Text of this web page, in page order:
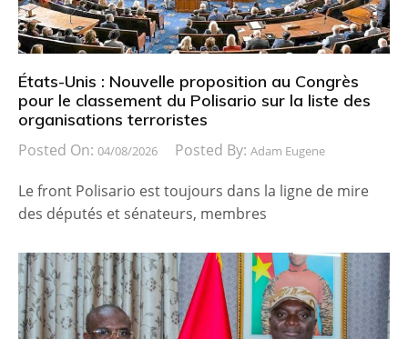
États-Unis : Nouvelle proposition au Congrès
pour le classement du Polisario sur la liste des
organisations terroristes
Posted On: 04/08/2026 Posted By: Adam Eugene
Le front Polisario est toujours dans la ligne de mire
des députés et sénateurs, membres